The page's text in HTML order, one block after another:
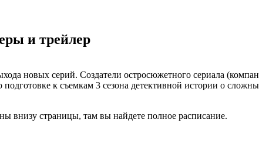
и трейлер
новых серий. Создатели остросюжетного сериала
к съемкам 3 сезона детективной истории о
внизу страницы, там вы найдете полное расписание.